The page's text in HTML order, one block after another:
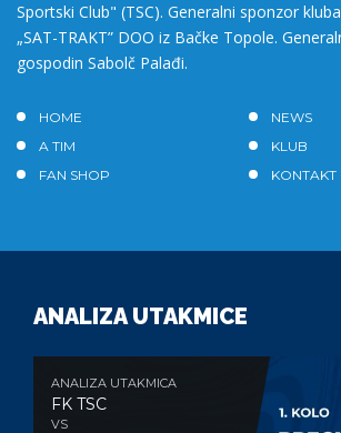
Sportski Club" (TSC). Generalni sponzor
„SAT-TRAKT” DOO iz Bačke Topole.
gospodin Sabolč Palađi.
HOME
NEWS
A TIM
KLUB
FAN SHOP
KONTAKT
ANALIZA UTAKMICE
ANALIZA UTAKMICA
FK TSC
VS